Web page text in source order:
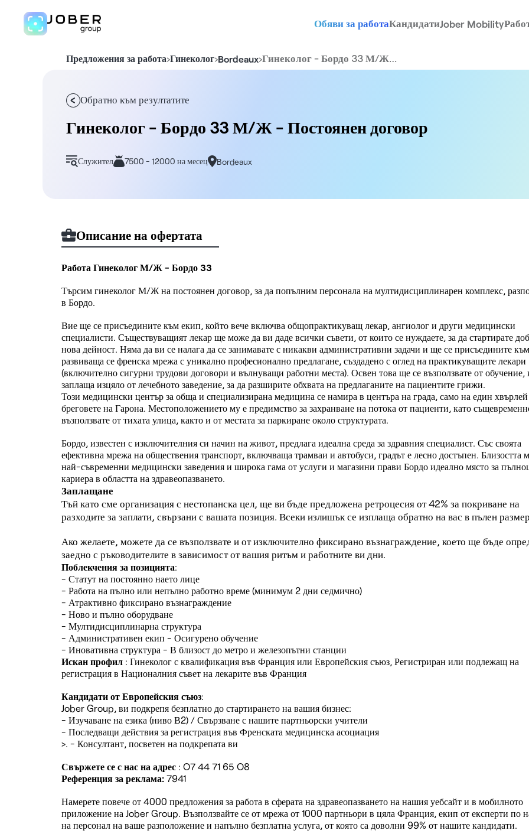
Обяви за работаКандидатиJober Mobility
Предложения за работа›Гинеколог›Bordeaux›Гинеколог - Бордо 33 М/Ж…
Обратно към резултатите
Гинеколог - Бордо 33 М/Ж - Постоянен договор
Служител 7500 - 12000 на месец Bordeaux
Описание на офертата
Работа Гинеколог М/Ж - Бордо 33
Търсим гинеколог М/Ж на постоянен договор, за да попълним персонала на мултидисциплинарен комплекс,
в Бордо.
Вие ще се присъедините към екип, който вече включва общопрактикуващ лекар, ангиолог и други медицински
специалисти. Съществуващият лекар ще може да ви даде всички съвети, от които се нуждаете, за да стартирате
нова дейност. Няма да ви се налага да се занимавате с никакви административни задачи и ще се присъедините
развиваща се френска мрежа с уникално професионално предлагане, създадено с оглед на практикуващите лекари
(включително сигурни трудови договори и вълнуващи работни места). Освен това ще се възползвате от обучение,
заплаща изцяло от лечебното заведение, за да разширите обхвата на предлаганите на пациентите грижи.
Този медицински център за обща и специализирана медицина се намира в центъра на града, само на един
бреговете на Гарона. Местоположението му е предимство за захранване на потока от пациенти, като
възползвате от тихата улица, както и от местата за паркиране около структурата.
Бордо, известен с изключителния си начин на живот, предлага идеална среда за здравния специалист. Със своята
ефективна мрежа на обществения транспорт, включваща трамваи и автобуси, градът е лесно достъпен. Близостта
най-съвременни медицински заведения и широка гама от услуги и магазини прави Бордо идеално място за
кариера в областта на здравеопазването.
Заплащане
Тъй като сме организация с нестопанска цел, ще ви бъде предложена ретроцесия от 42% за покриване на
разходите за заплати, свързани с вашата позиция. Всеки излишък се изплаща обратно на вас в пълен
Ако желаете, можете да се възползвате и от изключително фиксирано възнаграждение, което ще бъде
заедно с ръководителите в зависимост от вашия ритъм и работните ви дни.
Поблекчения за позицията:
- Статут на постоянно наето лице
- Работа на пълно или непълно работно време (минимум 2 дни седмично)
- Атрактивно фиксирано възнаграждение
- Ново и пълно оборудване
- Мултидисциплинарна структура
- Административен екип - Осигурено обучение
- Иновативна структура - В близост до метро и железопътни станции
Искан профил : Гинеколог с квалификация във Франция или Европейския съюз, Регистриран или подлежащ на
регистрация в Националния съвет на лекарите във Франция
Кандидати от Европейския съюз:
Jober Group, ви подкрепя безплатно до стартирането на вашия бизнес:
- Изучаване на езика (ниво В2) / Свързване с нашите партньорски учители
- Последващи действия за регистрация във Френската медицинска асоциация
>. - Консултант, посветен на подкрепата ви
Свържете се с нас на адрес : O7 44 71 65 O8
Референция за реклама: 7941
Намерете повече от 4000 предложения за работа в сферата на здравеопазването на нашия уебсайт и в мобилното
приложение на Jober Group. Възползвайте се от мрежа от 1000 партньори в цяла Франция, екип от експерти по
на персонал на ваше разположение и напълно безплатна услуга, от която са доволни 99% от нашите кандидати.